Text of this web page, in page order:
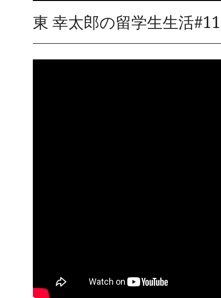
東 幸太郎の留学生生活#11